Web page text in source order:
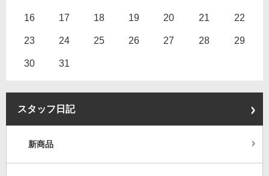
16 17 18 19 20 21 22
23 24 25 26 27 28 29
30 31
スタッフ日記
新商品